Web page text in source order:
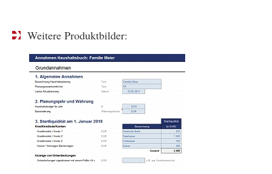
Weitere Produktbilder: